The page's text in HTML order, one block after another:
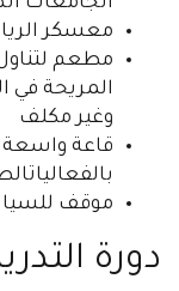
معسكر
مطعم
المريحة في
وغير مكلف
قاعة
موقف
دورة